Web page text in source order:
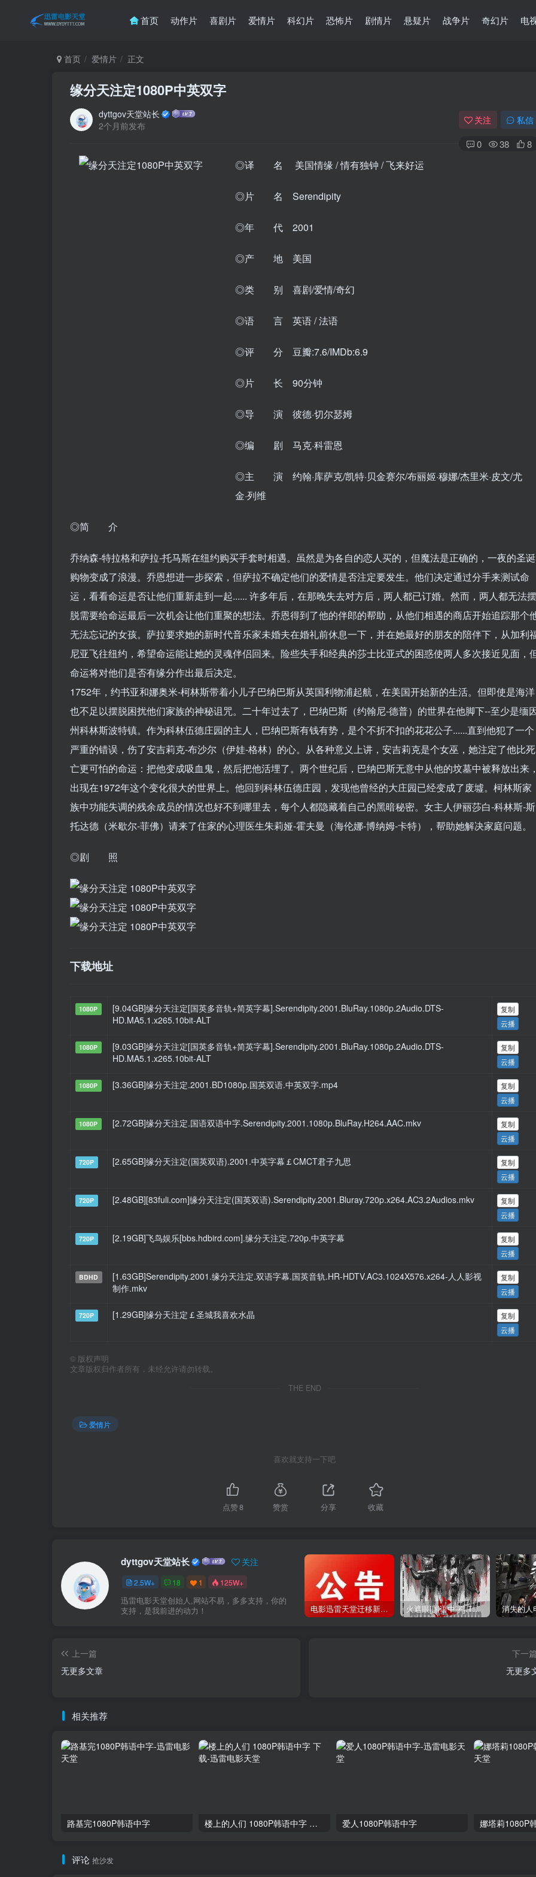
首页 动作片 喜剧片 爱情片 科幻片 恐怖片 剧情片 悬疑片 战争片 奇幻片 电
首页 爱情片 正文
缘分天注定1080P中英双字
dyttgov天堂站长
2个月前发布
关注 私信
0 38 8
◎译 名 美国情缘 / 情有独钟 / 飞来好运
◎片 名 Serendipity
◎年 代 2001
◎产 地 美国
◎类 别 喜剧/爱情/奇幻
◎语 言 英语 / 法语
◎评 分 豆瓣:7.6/IMDb:6.9
◎片 长 90分钟
◎导 演 彼德·切尔瑟姆
◎编 剧 马克·科雷恩
◎主 演 约翰·库萨克/凯特·贝金赛尔/布丽姬·穆娜/杰里米·皮文/尤
金·列维
◎简 介
乔纳森-特拉格和萨拉-托马斯在纽约购买手套时相遇。虽然是为各自的恋人买的，但魔法是正确的，一夜的圣诞
购物变成了浪漫。乔恩想进一步探索，但萨拉不确定他们的爱情是否注定要发生。他们决定通过分手来测试命
运，看看命运是否让他们重新走到一起...... 许多年后，在那晚失去对方后，两人都已订婚。然而，两人都无法摆
脱需要给命运最后一次机会让他们重聚的想法。乔恩得到了他的伴郎的帮助，从他们相遇的商店开始追踪那个
无法忘记的女孩。萨拉要求她的新时代音乐家未婚夫在婚礼前休息一下，并在她最好的朋友的陪伴下，从加利
尼亚飞往纽约，希望命运能让她的灵魂伴侣回来。险些失手和经典的莎士比亚式的困惑使两人多次接近见面，
命运将对他们是否有缘分作出最后决定。
1752年，约书亚和娜奥米-柯林斯带着小儿子巴纳巴斯从英国利物浦起航，在美国开始新的生活。但即使是海洋
也不足以摆脱困扰他们家族的神秘诅咒。二十年过去了，巴纳巴斯（约翰尼-德普）的世界在他脚下--至少是缅
州科林斯波特镇。作为科林伍德庄园的主人，巴纳巴斯有钱有势，是个不折不扣的花花公子......直到他犯了一个
严重的错误，伤了安吉莉克-布沙尔（伊娃-格林）的心。从各种意义上讲，安吉莉克是个女巫，她注定了他比死
亡更可怕的命运：把他变成吸血鬼，然后把他活埋了。两个世纪后，巴纳巴斯无意中从他的坟墓中被释放出来，
出现在1972年这个变化很大的世界上。他回到科林伍德庄园，发现他曾经的大庄园已经变成了废墟。柯林斯家
族中功能失调的残余成员的情况也好不到哪里去，每个人都隐藏着自己的黑暗秘密。女主人伊丽莎白-科林斯-斯
托达德（米歇尔-菲佛）请来了住家的心理医生朱莉娅-霍夫曼（海伦娜-博纳姆-卡特），帮助她解决家庭问题。
◎剧 照
下载地址
1080P
[9.04GB]缘分天注定[国英多音轨+简英字幕].Serendipity.2001.BluRay.1080p.2Audio.DTS-
HD.MA5.1.x265.10bit-ALT
复制
云播
1080P
[9.03GB]缘分天注定[国英多音轨+简英字幕].Serendipity.2001.BluRay.1080p.2Audio.DTS-
HD.MA5.1.x265.10bit-ALT
复制
云播
1080P [3.36GB]缘分天注定.2001.BD1080p.国英双语.中英双字.mp4
复制
云播
1080P [2.72GB]缘分天注定.国语双语中字.Serendipity.2001.1080p.BluRay.H264.AAC.mkv
复制
云播
720P [2.65GB]缘分天注定(国英双语).2001.中英字幕￡CMCT君子九思
复制
云播
720P [2.48GB][83fuli.com]缘分天注定(国英双语).Serendipity.2001.Bluray.720p.x264.AC3.2Audios.mkv
复制
云播
720P [2.19GB]飞鸟娱乐[bbs.hdbird.com].缘分天注定.720p.中英字幕
复制
云播
BDHD
[1.63GB]Serendipity.2001.缘分天注定.双语字幕.国英音轨.HR-HDTV.AC3.1024X576.x264-人人影视
制作.mkv
复制
云播
720P [1.29GB]缘分天注定￡圣城我喜欢水晶
复制
云播
© 版权声明
文章版权归作者所有，未经允许请勿转载。
THE END
爱情片
喜欢就支持一下吧
点赞8 赞赏 分享 收藏
dyttgov天堂站长 关注
2.5W+ 18 1 125W+
迅雷电影天堂创始人,网站不易，多多支持，你的
支持，是我前进的动力！
电影迅雷天堂迁移新服务器,正常更新，维护完毕! 火遮眼[国语中字].The.Furious.2026.1080p+2160p高清下载
上一篇
无更多文章
下一篇
无更多
相关推荐
路基完1080P韩语中字 楼上的人们 1080P韩语中字 下载 爱人1080P韩语中字 娜塔莉1080P韩
评论 抢沙发